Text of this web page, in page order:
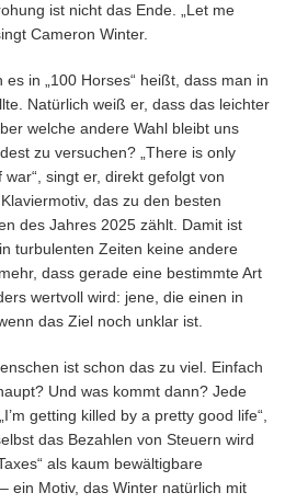
ist nicht das Ende. „Let me
Cameron Winter.
in „100 Horses“ heißt, dass man in
Natürlich weiß er, dass das leichter
welche andere Wahl bleibt uns
zu versuchen? „There is only
singt er, direkt gefolgt von
das zu den besten
des Jahres 2025 zählt. Damit ist
turbulenten Zeiten keine andere
dass gerade eine bestimmte Art
wertvoll wird: jene, die einen in
das Ziel noch unklar ist.
ist schon das zu viel. Einfach
Und was kommt dann? Jede
getting killed by a pretty good life“,
das Bezahlen von Steuern wird
als kaum bewältigbare
ein Motiv, das Winter natürlich mit